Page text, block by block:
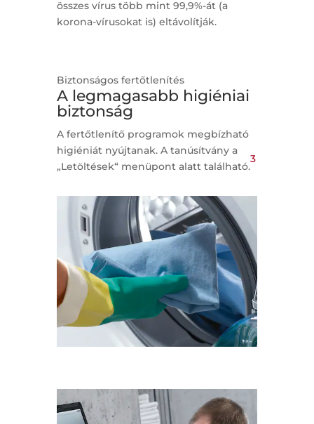
összes vírus több mint 99,9%-át(a
korona-vírusokat is) eltávolítják.
Biztonságos fertőtlenítés
A legmagasabb higiéniai
biztonság
A fertőtlenítő programok megbízható
higiéniát nyújtanak. A tanúsítvány a
„Letöltések“ menüpont alatt található.
3